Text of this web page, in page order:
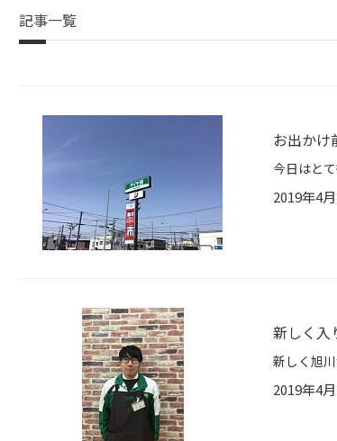
記事一覧
お出かけ
2019年4
新しく入
2019年4